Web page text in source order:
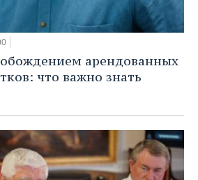
арендованных
что важно знать